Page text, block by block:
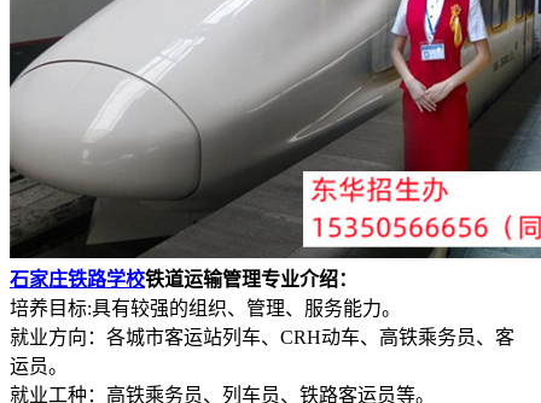
石家庄铁路学校铁道运输管理专业介绍：
培养目标:具有较强的组织、管理、服务能力。
就业方向：各城市客运站列车、CRH动车、高铁乘务员、客
运员。
就业工种：高铁乘务员、列车员、铁路客运员等。